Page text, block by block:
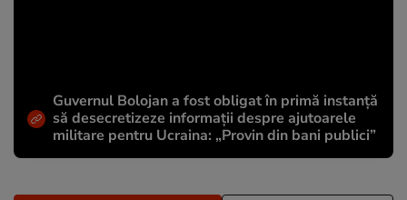
Guvernul Bolojan a fost obligat în primă instanță
să desecretizeze informații despre ajutoarele
militare pentru Ucraina: „Provin din bani publici”